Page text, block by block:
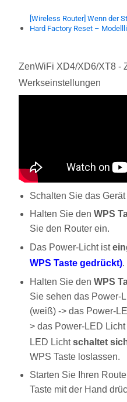
[Wireless Router] Wenn der
Hard Factory Reset –
ZenWiFi XD4/XD6/XT8 -
Werkseinstellungen
Schalten Sie das Gerät
Halten Sie denWPS
Sie den Router ein.
Das Power-Licht ist
WPS Taste gedrückt).
Halten Sie denWPS
Sie sehen das Power-
(weiß) -> das Power-
> das Power-LED Licht
LED Lichtschaltet
WPS Taste loslassen.
Starten Sie Ihren
Taste mit der Hand